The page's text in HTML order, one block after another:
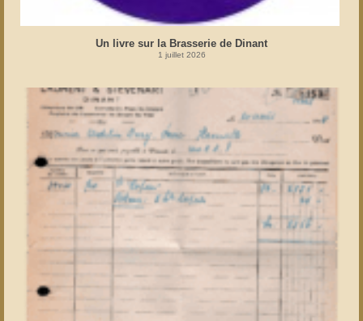
Un livre sur la Brasserie de Dinant
1 juillet 2026